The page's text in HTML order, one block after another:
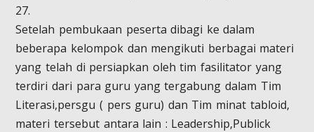
27.
Setelah pembukaan peserta dibagi ke dalam
beberapa kelompok dan mengikuti berbagai materi
yang telah di persiapkan oleh tim fasilitator yang
terdiri dari para guru yang tergabung dalam Tim
Literasi,persgu ( pers guru) dan Tim minat tabloid,
materi tersebut antara lain : Leadership,Publick